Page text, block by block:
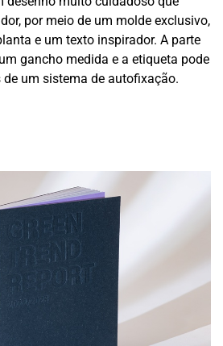
por meio de um molde exclusivo,
e um texto inspirador. A parte
gancho medida e a etiqueta pode
de um sistema de autofixação.